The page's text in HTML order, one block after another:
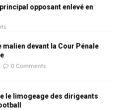
opposant enlevé en
malien devant la Cour Pénale
0 Comments
le limogeage des dirigeants